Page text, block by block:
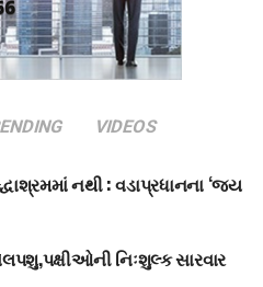
VIDEOS
નથી : વડાપ્રધાનના ‘જય
નિઃશુલ્ક સારવાર